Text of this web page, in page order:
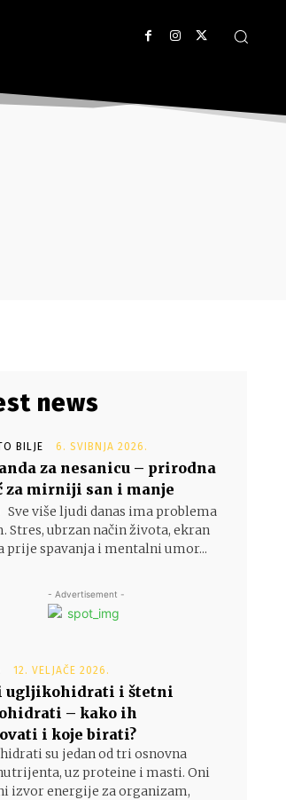
news
BILJE 6. SVIBNJA 2026.
za nesanicu – prirodna
za mirniji san i manje
Sve više ljudi danas ima problema
Stres, ubrzan način života, ekran
prije spavanja i mentalni umor...
- Advertisement -
12. VELJAČE 2026.
ugljikohidrati i štetni
– kako ih
i koje birati?
su jedan od tri osnovna
uz proteine i masti. Oni
izvor energije za organizam,